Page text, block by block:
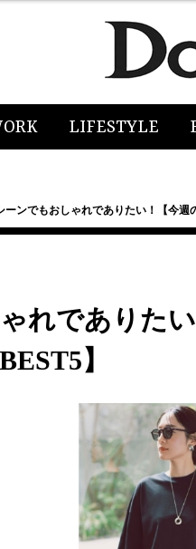
LIFESTYLE
ーンでもおしゃれでありたい！【今
れでありた
】